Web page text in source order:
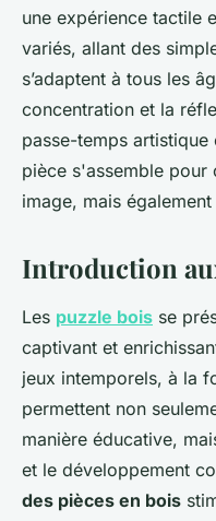
une expérience tactile
variés, allant des
s’adaptent à tous les
concentration et la
passe-temps
pièce s'assemble pour
image, mais
Introduction
Les puzzle bois se
captivant et
jeux intemporels, à la
permettent non
manière éducative,
et le développement
des pièces en bois